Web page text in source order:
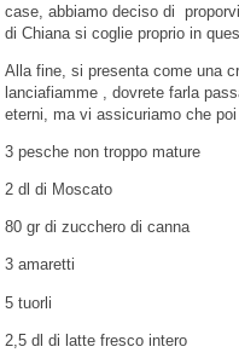
case, abbiamo deciso di
di Chiana si coglie proprio in
Alla fine, si presenta come una
lanciafiamme , dovrete farla
eterni, ma vi assicuriamo che
3 pesche non troppo mature
2 dl di Moscato
80 gr di zucchero di canna
3 amaretti
5 tuorli
2,5 dl di latte fresco intero